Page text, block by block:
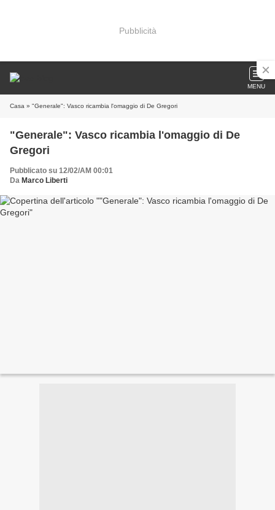
Pubblicità
MENU
Casa » "Generale": Vasco ricambia l'omaggio di De Gregori
"Generale": Vasco ricambia l'omaggio di De
Gregori
Pubblicato su 12/02/AM 00:01
Da Marco Liberti